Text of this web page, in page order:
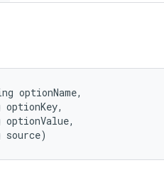
optionName,
optionKey,
optionValue,
source)